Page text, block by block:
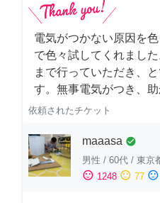
電気がつかない原因を
で色々試してくれまし
まで行っていただき、
す。無事電気がつき、助
依頼されたチケット
maaasa check_circle
男性 / 60代 / 東京
sentiment_satisfied 1248 sentiment_neutral 77 sentiment_dissatisfied